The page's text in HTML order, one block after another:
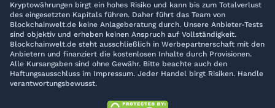
Kryptowährungen birgt ein hohes Risiko und kann bis zum Totalverlust
des eingesetzten Kapitals führen. Daher führt das Team von
Blockchainwelt.de keine Anlageberatung durch. Unsere Anbieter-Tests
sind objektiv und erheben keinen Anspruch auf Vollständigkeit.
Blockchainwelt.de steht ausschließlich in Werbepartnerschaft mit den
Anbietern und finanziert die kostenlosen Inhalte durch Provisionen.
Alle Kursangaben sind ohne Gewähr. Bitte beachte auch den
Haftungsausschluss im Impressum. Jeder Handel birgt Risiken. Handle
verantwortungsbewusst.